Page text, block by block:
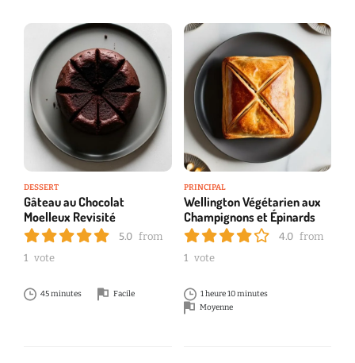
DESSERT
Gâteau au Chocolat
Moelleux Revisité
5.0 from
1 vote
45 minutes Facile
PRINCIPAL
Wellington Végétarien aux
Champignons et Épinards
4.0 from
1 vote
1 heure 10 minutes
Moyenne